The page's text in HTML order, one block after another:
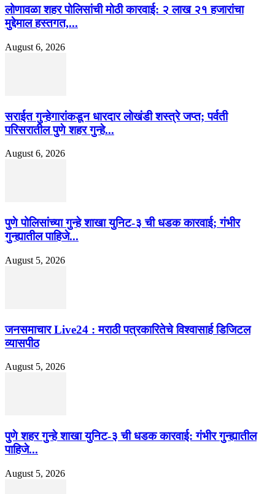
लोणावळा शहर पोलिसांची मोठी कारवाई: २ लाख २१ हजारांचा
मुद्देमाल हस्तगत,...
August 6, 2026
सराईत गुन्हेगारांकडून धारदार लोखंडी शस्त्रे जप्त; पर्वती
परिसरातील पुणे शहर गुन्हे...
August 6, 2026
पुणे पोलिसांच्या गुन्हे शाखा युनिट-३ ची धडक कारवाई; गंभीर
गुन्ह्यातील पाहिजे...
August 5, 2026
जनसमाचार Live24 : मराठी पत्रकारितेचे विश्वासार्ह डिजिटल
व्यासपीठ
August 5, 2026
पुणे शहर गुन्हे शाखा युनिट-३ ची धडक कारवाई: गंभीर गुन्ह्यातील
पाहिजे...
August 5, 2026